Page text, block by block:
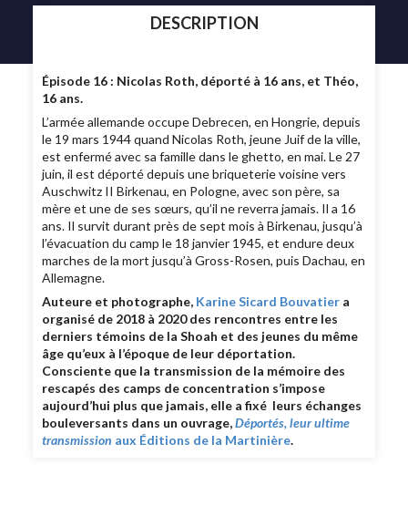
DESCRIPTION
Épisode 16 : Nicolas Roth, déporté à 16 ans, et Théo,
16 ans.
L’armée allemande occupe Debrecen, en Hongrie, depuis
le 19 mars 1944 quand Nicolas Roth, jeune Juif de la ville,
est enfermé avec sa famille dans le ghetto, en mai. Le 27
juin, il est déporté depuis une briqueterie voisine vers
Auschwitz II Birkenau, en Pologne, avec son père, sa
mère et une de ses sœurs, qu’il ne reverra jamais. Il a 16
ans. Il survit durant près de sept mois à Birkenau, jusqu’à
l’évacuation du camp le 18 janvier 1945, et endure deux
marches de la mort jusqu’à Gross-Rosen, puis Dachau, en
Allemagne.
Auteure et photographe, Karine Sicard Bouvatier a
organisé de 2018 à 2020 des rencontres entre les
derniers témoins de la Shoah et des jeunes du même
âge qu’eux à l’époque de leur déportation.
Consciente que la transmission de la mémoire des
rescapés des camps de concentration s’impose
aujourd’hui plus que jamais, elle a fixé leurs échanges
bouleversants dans un ouvrage, Déportés, leur ultime
transmission aux Éditions de la Martinière.